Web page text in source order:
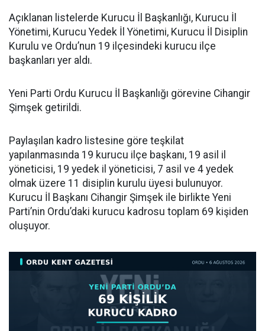
Açıklanan listelerde Kurucu İl Başkanlığı, Kurucu İl
Yönetimi, Kurucu Yedek İl Yönetimi, Kurucu İl Disiplin
Kurulu ve Ordu’nun 19 ilçesindeki kurucu ilçe
başkanları yer aldı.
Yeni Parti Ordu Kurucu İl Başkanlığı görevine Cihangir
Şimşek getirildi.
Paylaşılan kadro listesine göre teşkilat
yapılanmasında 19 kurucu ilçe başkanı, 19 asil il
yöneticisi, 19 yedek il yöneticisi, 7 asil ve 4 yedek
olmak üzere 11 disiplin kurulu üyesi bulunuyor.
Kurucu İl Başkanı Cihangir Şimşek ile birlikte Yeni
Parti’nin Ordu’daki kurucu kadrosu toplam 69 kişiden
oluşuyor.